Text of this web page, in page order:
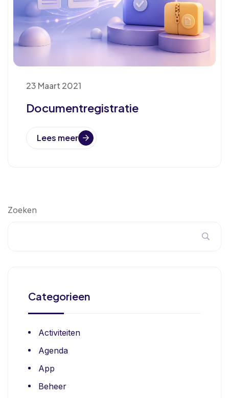
23 Maart 2021
Documentregistratie
Lees meer
Zoeken
Categorieen
Activiteiten
Agenda
App
Beheer